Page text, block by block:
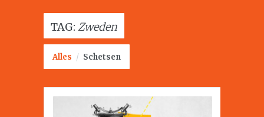
TAG: Zweden
Alles / Schetsen